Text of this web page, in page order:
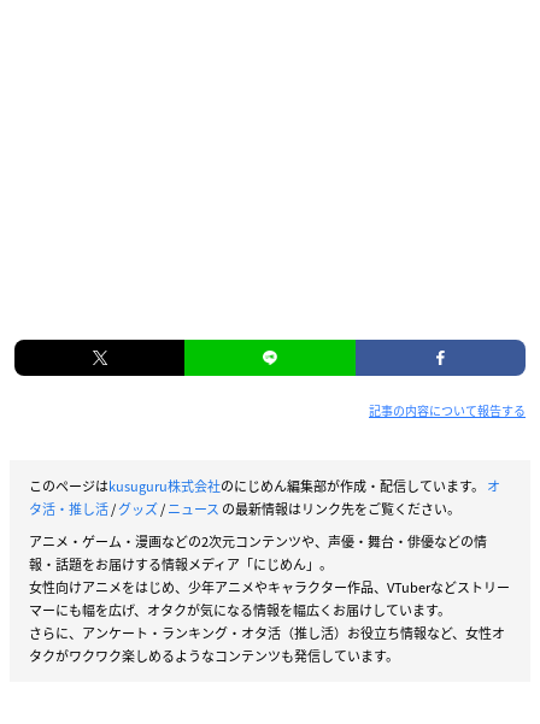
記事の内容について報告する
このページはkusuguru株式会社のにじめん編集部が作成・配信しています。 オ
タ活・推し活/グッズ/ニュース の最新情報はリンク先をご覧ください。
アニメ・ゲーム・漫画などの2次元コンテンツや、声優・舞台・俳優などの情
報・話題をお届けする情報メディア「にじめん」。
女性向けアニメをはじめ、少年アニメやキャラクター作品、VTuberなどストリー
マーにも幅を広げ、オタクが気になる情報を幅広くお届けしています。
さらに、アンケート・ランキング・オタ活（推し活）お役立ち情報など、女性オ
タクがワクワク楽しめるようなコンテンツも発信しています。